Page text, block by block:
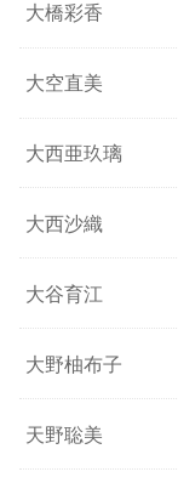
大橋彩香
大空直美
大西亜玖璃
大西沙織
大谷育江
大野柚布子
天野聡美